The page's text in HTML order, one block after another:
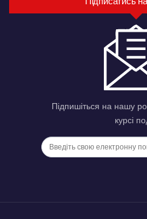
Підпишіться на нашу
курсі